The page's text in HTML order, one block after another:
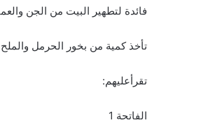
فائدة لتطهير البيت من الجن
تأخذ كمية من بخور الحرمل
تقرأعليهم:
الفاتحة 1